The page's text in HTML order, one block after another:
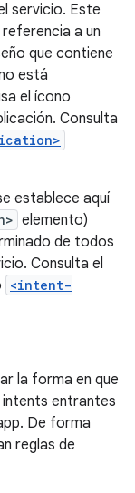
servicio. Este
a un
que contiene
está
el ícono
Consulta
establece aquí
elemento)
de todos
Consulta el
<intent-
la forma en que
entrantes
De forma
reglas de